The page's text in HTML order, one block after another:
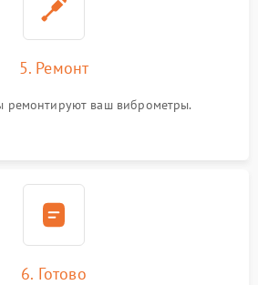
5. Ремонт
ремонтируют ваш виброметры.
6. Готово